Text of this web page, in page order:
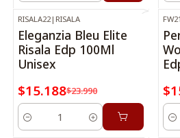
-37%OFF
RISALA22 | RISALA
Eleganzia Bleu Elite
Risala Edp 100Ml
Unisex
$15.188$23.990
Cantidad
-